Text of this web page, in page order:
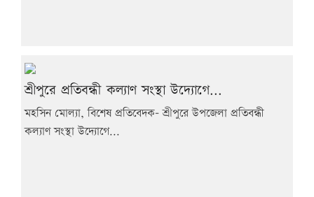
শ্রীপুরে প্রতিবন্ধী কল্যাণ সংস্থা উদ্যোগে...
মহসিন মোল্যা, বিশেষ প্রতিবেদক- শ্রীপুরে উপজেলা প্রতিবন্ধী
কল্যাণ সংস্থা উদ্যোগে...